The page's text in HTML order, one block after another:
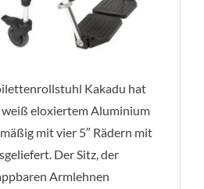
Kakadu hat
weiß eloxiertem Aluminium
mit vier 5″ Rädern mit
Der Sitz, der
Armlehnen